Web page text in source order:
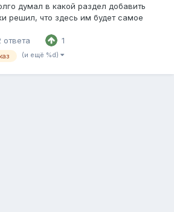
думал в какой раздел добавить
решил, что здесь им будет самое
автоматически отсылается
заказа, отсутствуют
При более...
ответа 1
(и ещё %d)